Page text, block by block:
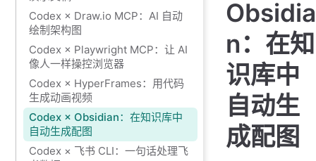
Codex × Draw.io MCP：AI 自动
绘制架构图
Codex × Playwright MCP：让 AI
像人一样操控浏览器
Codex × HyperFrames：用代码
生成动画视频
Codex × Obsidian：在知识库中
自动生成配图
Codex × 飞书 CLI：一句话处理飞
Obsidia
n：在知
识库中
自动生
成配图